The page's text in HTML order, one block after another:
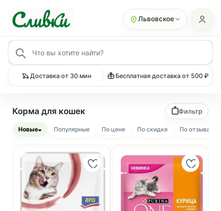
Львовское
Доставка от 30 мин Бесплатная доставка от 500 ₽
Корма для кошек Фильтр
Новые Популярные По цене По скидке По отзывам